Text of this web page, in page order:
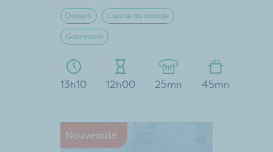
Dessert Cuisine du monde
Gourmand
13h10 12h00 25mn 45mn
Nouveauté